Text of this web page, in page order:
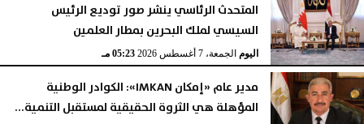
المتحدث الرئاسي ينشر صور توديع الرئيس
السيسي لملك البحرين بمطار العلمين
اليومالجمعة، 7 أغسطس 2026 05:23 مـ
مدير عام «إمكان IMKAN»: الكوادر الوطنية
المؤهلة هي الثروة الحقيقية لمستقبل التنمية...